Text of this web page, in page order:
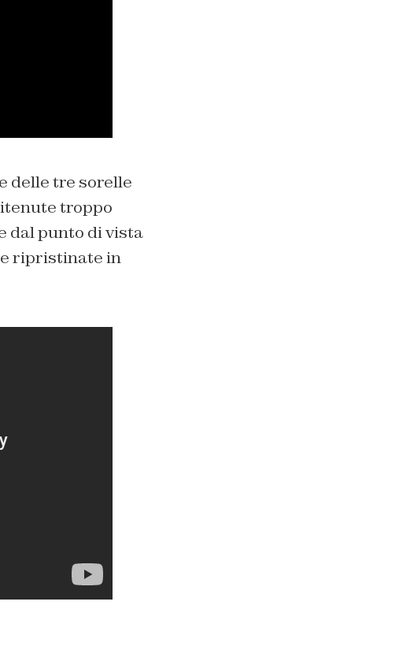
delle tre sorelle
troppo
dal punto di vista
ripristinate in